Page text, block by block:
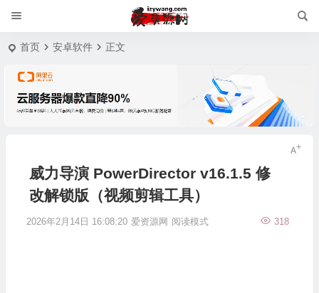
首页 安卓软件 正文
威力导演 PowerDirector v16.1.5 修
改解锁版（视频剪辑工具）
2026年2月14日 16:08:20 爱资源网 318
阅读模式